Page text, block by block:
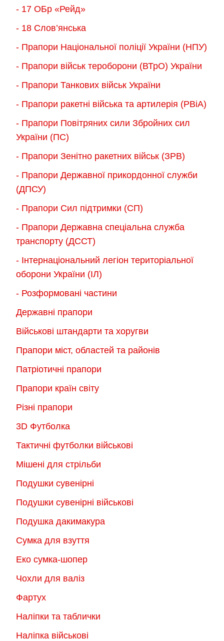
- 17 ОБр «Рейд»
- 18 Слов’янська
- Прапори Національної поліції України (НПУ)
- Прапори військ тероборони (ВТрО) України
- Прапори Танкових військ України
- Прапори ракетні війська та артилерія (РВіА)
- Прапори Повітряних сили Збройних сил
України (ПС)
- Прапори Зенітно ракетних військ (ЗРВ)
- Прапори Державної прикордонної служби
(ДПСУ)
- Прапори Сил підтримки (СП)
- Прапори Державна спеціальна служба
транспорту (ДССТ)
- Інтернаціональний легіон територіальної
оборони України (ІЛ)
- Розформовані частини
Державні прапори
Військові штандарти та хоругви
Прапори міст, областей та районів
Патріотичні прапори
Прапори країн світу
Різні прапори
3D Футболка
Тактичні футболки військові
Мішені для стрільби
Подушки сувенірні
Подушки сувенірні військові
Подушка дакимакура
Сумка для взуття
Еко сумка-шопер
Чохли для валіз
Фартух
Наліпки та таблички
Наліпка військові